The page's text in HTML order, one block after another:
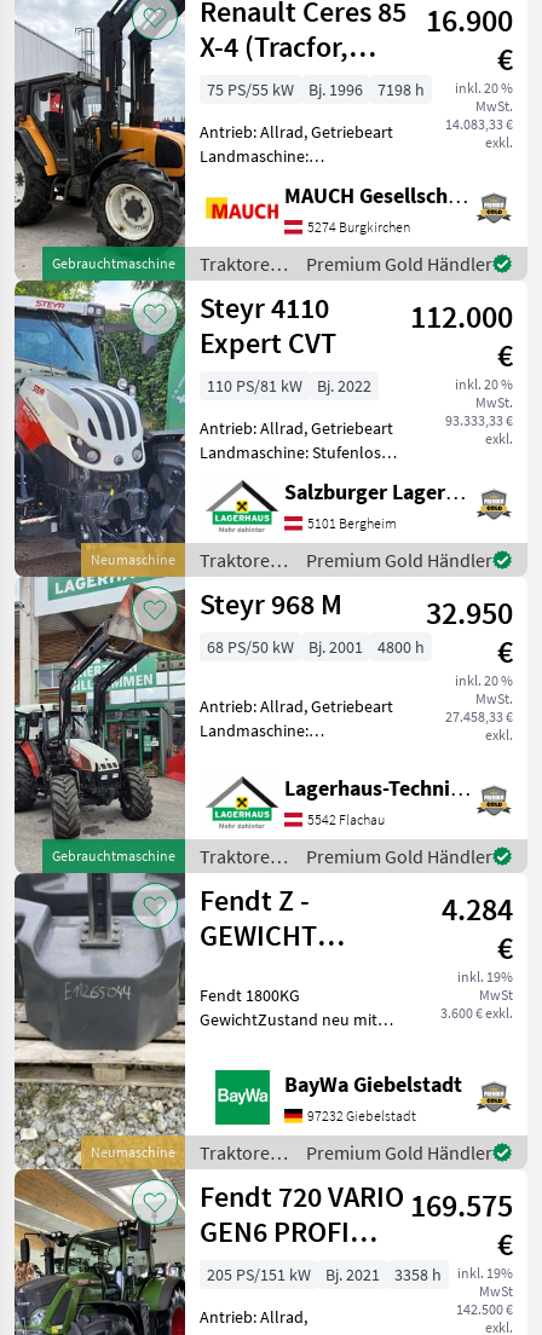
Gebrauchtmaschine
Renault Ceres 85
X-4 (Tracfor,
Tr.sp.)
16.900
€
inkl. 20 %
MwSt.
14.083,33 €
exkl.
75 PS/55 kW Bj. 1996
7198 h
Antrieb: Allrad, Getriebeart
Landmaschine:
Kabine,
Zapfwellendrehzahl:
540/1000,
Höchstgeschwindigkeit in
km/h: 40 km/h,
Bolzengröße Anhängevor
MAUCH Gesellschaft m.b.H. & Co.KG
5274 Burgkirchen
Traktoren
/ Renault
Premium Gold Händler
Neumaschine
Steyr 4110
Expert CVT
112.000
€
inkl. 20 %
MwSt.
93.333,33 €
exkl.
110 PS/81 kW
Bj. 2022
Antrieb: Allrad, Getriebeart
Landmaschine: Stufenloses
Getriebe, Plattform: Kabine,
Zapfwellendrehzahl:
540/540E/1000,
Höchstgeschwindigkeit in
km/h: 40 km/h, Aufladung:
Salzburger Lagerhaus-Technik
5101 Bergheim
Traktoren
/ Steyr
Premium Gold Händler
Gebrauchtmaschine
Steyr 968 M
32.950
€
inkl. 20 %
MwSt.
27.458,33 €
exkl.
68 PS/50 kW Bj. 2001 4800 h
Antrieb: Allrad, Getriebeart
Landmaschine:
Kabine,
Höchstgeschwindigkeit in
km/h: 40 km/h, Oberlenker
hinten: mechanisch,
Kreuzsteuerhebel: mec
Lagerhaus-Technik Flachau
5542 Flachau
Traktoren
/ Steyr
Premium Gold Händler
Neumaschine
Fendt Z -
GEWICHT
4.284
€
inkl. 19%
MwSt
3.600 € exkl.
Fendt 1800KG
GewichtZustand neu mit
Rückfragen stehen wir
Ihnen gerne zur Verfügung.
Traktoren Sonstige
Traktoren
BayWa Giebelstadt
97232 Giebelstadt
Traktoren
/ Fendt
Premium Gold Händler
Fendt 720 VARIO
GEN6 PROFI
PLUS
169.575
€
inkl. 19%
MwSt
142.500 €
exkl.
205 PS/151 kW Bj. 2021
3358 h
Antrieb: Allrad,